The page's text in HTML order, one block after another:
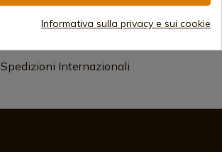
Metodi di pagamento sicuri
Spedizioni Internazionali
Informativa sulla privacy e sui cookie